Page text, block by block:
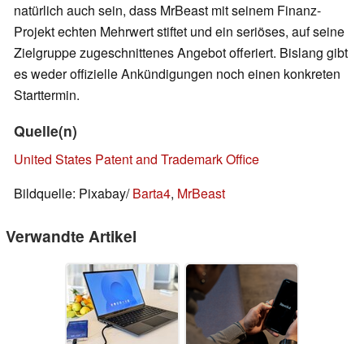
natürlich auch sein, dass MrBeast mit seinem Finanz-
Projekt echten Mehrwert stiftet und ein seriöses, auf seine
Zielgruppe zugeschnittenes Angebot offeriert. Bislang gibt
es weder offizielle Ankündigungen noch einen konkreten
Starttermin.
Quelle(n)
United States Patent and Trademark Office
Bildquelle: Pixabay/Barta4, MrBeast
Verwandte Artikel